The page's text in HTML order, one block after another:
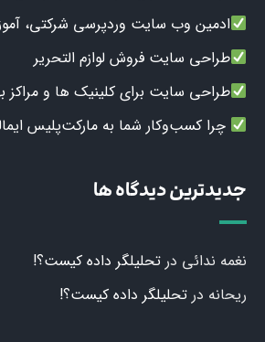
ادمین وب سایت وردپرسی شرکتی،
طراحی سایت فروش لوازم التحریر
طراحی سایت برای کلینیک ها و مراکز
چرا کسب‌وکار شما به مارکت‌پلیس
جدیدترین دیدگاه ها
نغمه ندائی در تحلیلگر داده کیست؟!
ریحانه در تحلیلگر داده کیست؟!